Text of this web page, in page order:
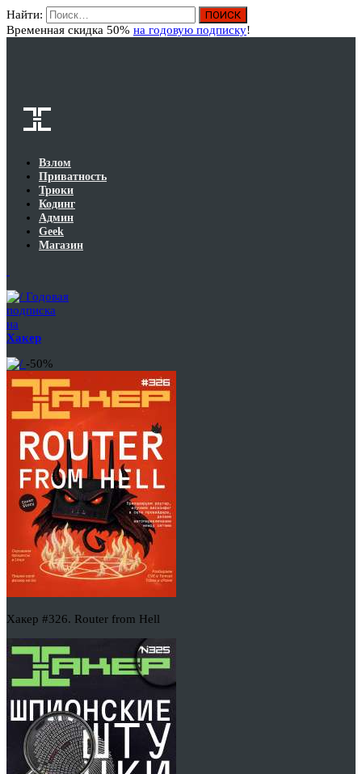
Найти:
Временная скидка 50% на годовую подписку!
Взлом
Приватность
Трюки
Кодинг
Админ
Geek
Магазин
Годовая
подписка
на
Хакер
-50%
Хакер #326. Router from Hell